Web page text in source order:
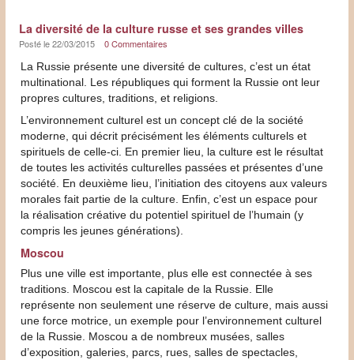
La diversité de la culture russe et ses grandes villes
Posté le 22/03/2015
0 Commentaires
La Russie présente une diversité de cultures, c’est un état
multinational. Les républiques qui forment la Russie ont leur
propres cultures, traditions, et religions.
L’environnement culturel est un concept clé de la société
moderne, qui décrit précisément les éléments culturels et
spirituels de celle-ci. En premier lieu, la culture est le résultat
de toutes les activités culturelles passées et présentes d’une
société. En deuxième lieu, l’initiation des citoyens aux valeurs
morales fait partie de la culture. Enfin, c’est un espace pour
la réalisation créative du potentiel spirituel de l’humain (y
compris les jeunes générations).
Moscou
Plus une ville est importante, plus elle est connectée à ses
traditions. Moscou est la capitale de la Russie. Elle
représente non seulement une réserve de culture, mais aussi
une force motrice, un exemple pour l’environnement culturel
de la Russie. Moscou a de nombreux musées, salles
d’exposition, galeries, parcs, rues, salles de spectacles,